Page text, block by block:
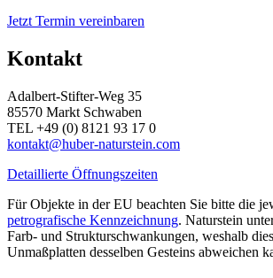
Jetzt Termin vereinbaren
Kontakt
Adalbert-Stifter-Weg 35
85570 Markt Schwaben
TEL +49 (0) 8121 93 17 0
kontakt@huber-naturstein.com
Detaillierte Öffnungszeiten
Für Objekte in der EU beachten Sie bitte die
petrografische Kennzeichnung. Naturstein
Farb- und Strukturschwankungen, weshalb
Unmaßplatten desselben Gesteins abweichen